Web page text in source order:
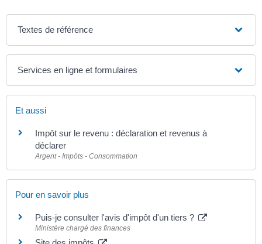
Textes de référence
Services en ligne et formulaires
Et aussi
Impôt sur le revenu : déclaration et revenus à
déclarer
Argent - Impôts - Consommation
Pour en savoir plus
Puis-je consulter l'avis d'impôt d'un tiers ?
Ministère chargé des finances